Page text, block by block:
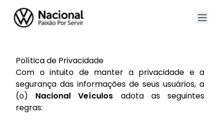
Política de Privacidade
Com o intuito de manter a privacidade e a
segurança das informações de seus usuários, a
(o) Nacional Veículos adota as seguintes
regras: